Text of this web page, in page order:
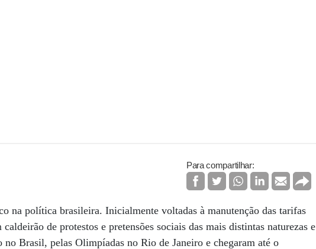
Para compartilhar:
na política brasileira. Inicialmente voltadas à manutenção das tarifas
de protestos e pretensões sociais das mais distintas naturezas e
no Brasil, pelas Olimpíadas no Rio de Janeiro e chegaram até o